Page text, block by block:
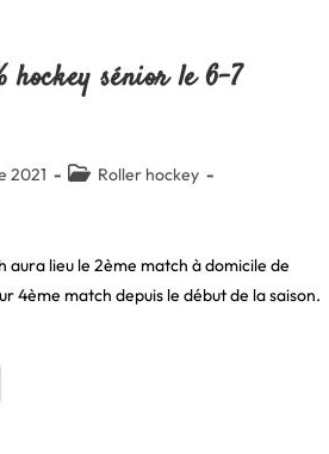
hockey sénior le 6-7
2021
Post Roller hockey
aura lieu le 2ème match à domicile de
4ème match depuis le début de la saison.